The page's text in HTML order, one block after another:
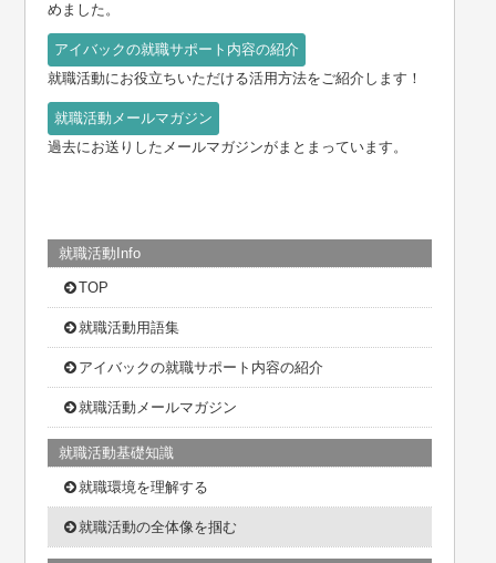
めました。
就職活動にお役立ちいただける活用方法をご紹介します！
過去にお送りしたメールマガジンがまとまっています。
就職活動Info
TOP
就職活動用語集
アイバックの就職サポート内容の紹介
就職活動メールマガジン
就職活動基礎知識
就職環境を理解する
就職活動の全体像を掴む